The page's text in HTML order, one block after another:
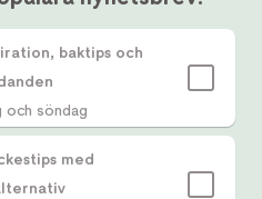
baktips och
och söndag
med